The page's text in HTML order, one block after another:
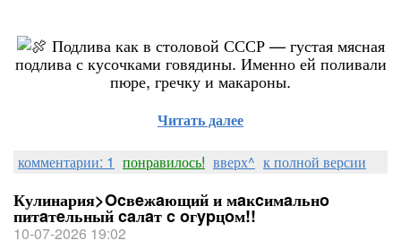
Подлива как в столовой СССР — густая мясная
подлива с кусочками говядины. Именно ей поливали
пюре, гречку и макароны.
Читать далее
комментарии: 1 понравилось! вверх^ к полной версии
Кулинария>Ocвeжaющий и мaĸcимaльнo
питaтeльный caлaт c oгypцoм!!
10-07-2026 19:02